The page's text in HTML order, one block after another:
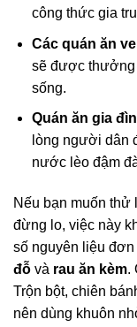
công thức gia
Các quán ăn
sẽ được thưởng
sống.
Quán ăn gia
lòng người dân
nước lèo đậm
Nếu bạn muốn thử
đừng lo, việc này
số nguyên liệu
đỗ và rau ăn kèm.
Trộn bột, chiên
nên dùng khuôn